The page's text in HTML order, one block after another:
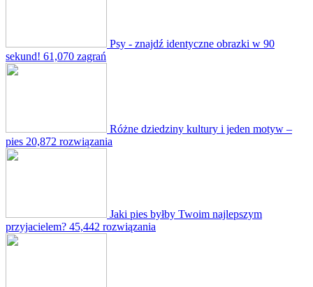
Psy - znajdź identyczne obrazki w 90
sekund! 61,070 zagrań
Różne dziedziny kultury i jeden motyw –
pies 20,872 rozwiązania
Jaki pies byłby Twoim najlepszym
przyjacielem? 45,442 rozwiązania